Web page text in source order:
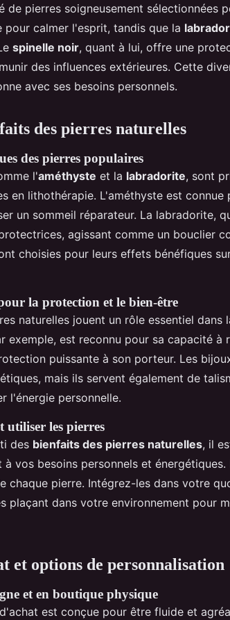
de pierres soigneusement sélectionnées
pour calmer l'esprit, tandis que la
spinelle noir, quant à lui, offre une
des influences extérieures. Cette
avec ses besoins personnels.
des pierres naturelles
des pierres populaires
l'améthyste et la labradorite, sont
en lithothérapie. L'améthyste est connue
un sommeil réparateur. La labradorite,
agissant comme un bouclier
choisies pour leurs effets bénéfiques
la protection et le bien-être
naturelles jouent un rôle essentiel
exemple, est reconnu pour sa capacité à
puissante à son porteur. Les
mais ils servent également de
l'énergie personnelle.
utiliser les pierres
des bienfaits des pierres naturelles, il
vos besoins personnels et
chaque pierre. Intégrez-les dans votre
plaçant dans votre environnement pour
et options de personnalisation
et en boutique physique
est conçue pour être fluide et